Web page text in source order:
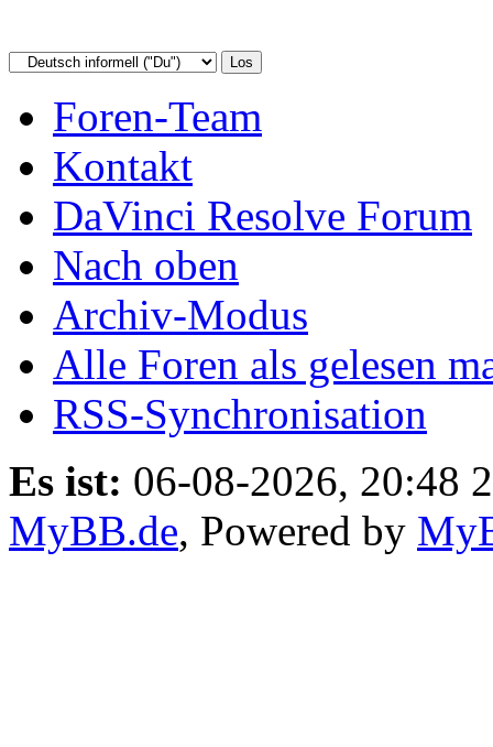
Foren-Team
Kontakt
DaVinci Resolve Forum
Nach oben
Archiv-Modus
Alle Foren als gelesen
RSS-Synchronisation
Es ist: 06-08-2026, 20:48
MyBB.de, Powered by